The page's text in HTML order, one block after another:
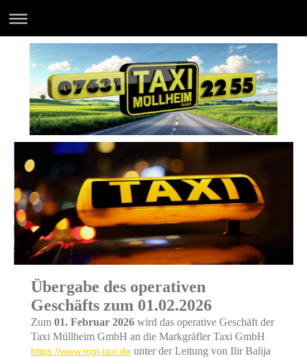
Übergabe des operativen
Geschäfts zum 01.02.2026
Zum 01. Februar 2026 wird das operative Geschäft der
Taxi Müllheim GmbH an die Markgräfler Taxi GmbH
https://www.mgl-taxi.de unter der Leitung von Ilir Balija